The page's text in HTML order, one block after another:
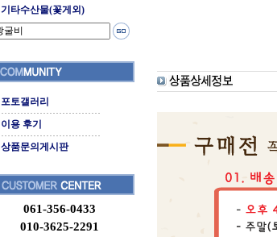
기타수산물(꽃게외)
포토갤러리
이용 후기
상품문의게시판
061-356-0433
010-3625-2291